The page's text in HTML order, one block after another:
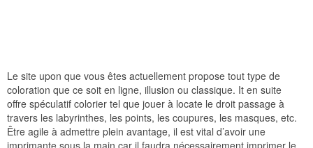
Le site upon que vous êtes actuellement propose tout type de
coloration que ce soit en ligne, illusion ou classique. It en suite
offre spéculatif colorier tel que jouer à locate le droit passage à
travers les labyrinthes, les points, les coupures, les masques, etc.
Être agile à admettre plein avantage, il est vital d’avoir une